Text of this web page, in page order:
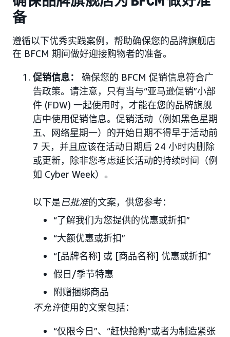
备
遵循以下优秀实践案例，帮助确保您的品牌旗舰店
在 BFCM 期间做好迎接购物者的准备。
促销信息：
确保您的 BFCM 促销信息符合广
告政策。请注意，只有当与“亚马逊促销”小部
件 (FDW) 一起使用时，才能在您的品牌旗舰
店中使用促销信息。促销活动（例如黑色星期
五、网络星期一）的开始日期不得早于活动前
7 天，并且应该在活动日期后 24 小时内删除
或更新，除非您考虑延长活动的持续时间（例
如 Cyber Week）。
以下是已批准的文案，供您参考：
“了解我们为您提供的优惠或折扣”
“大额优惠或折扣”
“[品牌名称] 或 [商品名称] 优惠或折扣”
假日/季节特惠
附赠捆绑商品
不允许使用的文案包括：
“仅限今日”、“赶快抢购”或者为制造紧张